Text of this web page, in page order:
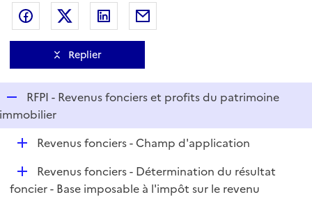
Partager sur Facebook
Partager sur Twitter
Partager sur LinkedIn
Replier
e
p
l
i
e
r
RFPI - Revenus fonciers et profits du patrimoine
immobilier
D
l
Revenus fonciers - Champ d'application
D
é
Revenus fonciers - Détermination du résultat
foncier - Base imposable à l'impôt sur le revenu